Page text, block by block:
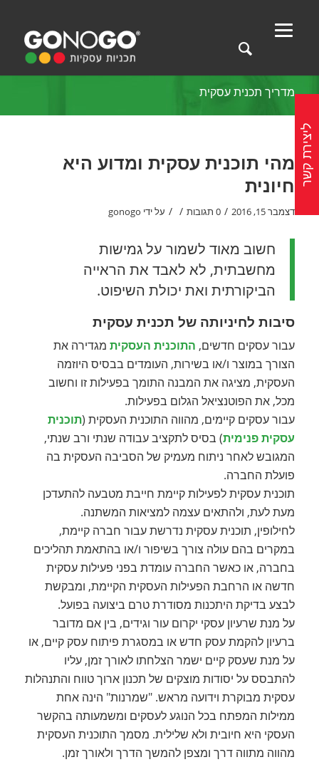
מדריך תכנית עסקית
מהי תוכנית עסקית ומדוע היא
חיונית
דצמבר 15, 2016 / 0 תגובות /
/ על ידי gonogo
חשוב מאוד לשמור על גמישות
מחשבתית, לא לאבד את הראייה
הביקורתית ואת יכולת השיפוט.
סיבות לחיניותה של תכנית עסקית
עבור עסקים חדשים, התוכנית העסקיתמגדירה את
הצורך במוצר ו/או בשירות, העומדים בבסיס היוזמה
העסקית, מציגה את המבנה התומך בפעילות זו וחשוב
מכל, את הפוטנציאל הגלום בפעילות.
עבור עסקים קיימים, מהווה התוכנית העסקית (תוכנית
עסקית פנימית) בסיס לתקציב עבודה שנתי ורב שנתי,
המגובש לאחר ניתוח מעמיק של הסביבה העסקית בה
פועלת החברה.
תוכנית עסקית לפעילות קיימת חייבת מטבעה להתעדכן
מעת לעת, ולהתאים עצמה למציאות המשתנה.
לחילופין, תוכנית עסקית נדרשת עבור חברה קיימת,
במקרים בהם עולה צורך בשיפור ו/או בהתאמת תהליכים
בחברה, או כאשר החברה עומדת בפני פעילות עסקית
חדשה או הרחבת הפעילות העסקית הקיימת, ומבקשת
לבצע בדיקת היתכנות מסודרת טרם ביצועה בפועל.
על מנת שרעיון עסקי יקרום עור וגידים, בין אם מדובר
ברעיון להקמת עסק חדש או במסגרת פיתוח עסק קיים, או
על מנת שעסק קיים ישמר הצלחתו לאורך זמן, עליו
להתבסס על יסודות מוצקים של תכנון ארוך טווח והתנהלות
עסקית מבוקרת וידועה מראש. "שמרנות" הינה אחת
ממילות המפתח בכל הנוגע לעסקים ומשמעותה בהקשר
העסקי היא חיובית ולא שלילית. מסמך התוכנית העסקית
מהווה מתווה דרך ומצפן להמשך הדרך ולאורך זמן.
ליצירת קשר